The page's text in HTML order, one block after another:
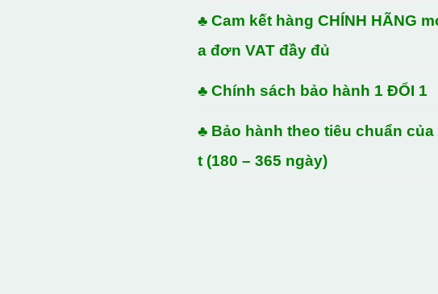
♣ Cam kết hàng CHÍNH HÃNG
a đơn VAT đầy đủ
♣ Chính sách bảo hành 1 ĐỔI 1
♣ Bảo hành theo tiêu chuẩn
t (180 – 365 ngày)